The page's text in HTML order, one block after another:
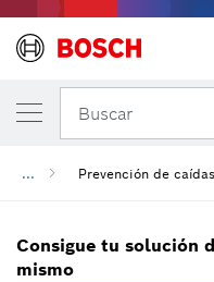
Buscar
... Prevención de caídas
Consigue tu solución
mismo